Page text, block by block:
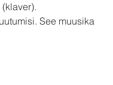
See muusika